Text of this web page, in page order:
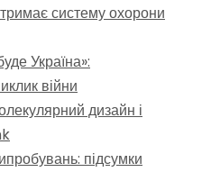
систему охорони
Україна»:
війни
дизайн і
підсумки